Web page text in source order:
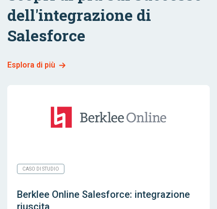
dell'integrazione di
Salesforce
Esplora di più
CASO DI STUDIO
Berklee Online Salesforce: integrazione